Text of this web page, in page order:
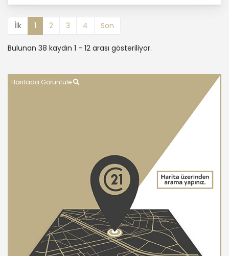
İlk 1 2 3 4 Son
Bulunan 38 kaydın 1 - 12 arası gösteriliyor.
Haritada Görüntüle